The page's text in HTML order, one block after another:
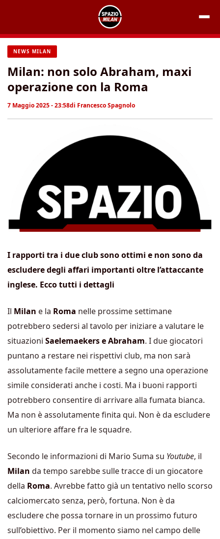
contenuto
NEWS MILAN
Milan: non solo Abraham, maxi
operazione con la Roma
7 Maggio 2025 - 23:58di Francesco Spagnolo
I rapporti tra i due club sono ottimi e non sono da
escludere degli affari importanti oltre l’attaccante
inglese. Ecco tutti i dettagli
Il Milan e la Roma nelle prossime settimane
potrebbero sedersi al tavolo per iniziare a valutare le
situazioni Saelemaekers e Abraham. I due giocatori
puntano a restare nei rispettivi club, ma non sarà
assolutamente facile mettere a segno una operazione
simile considerati anche i costi. Ma i buoni rapporti
potrebbero consentire di arrivare alla fumata bianca.
Ma non è assolutamente finita qui. Non è da escludere
un ulteriore affare fra le squadre.
Secondo le informazioni di Mario Suma su Youtube, il
Milan da tempo sarebbe sulle tracce di un giocatore
della Roma. Avrebbe fatto già un tentativo nello scorso
calciomercato senza, però, fortuna. Non è da
escludere che possa tornare in un prossimo futuro
sull’obiettivo. Per il momento siamo nel campo delle